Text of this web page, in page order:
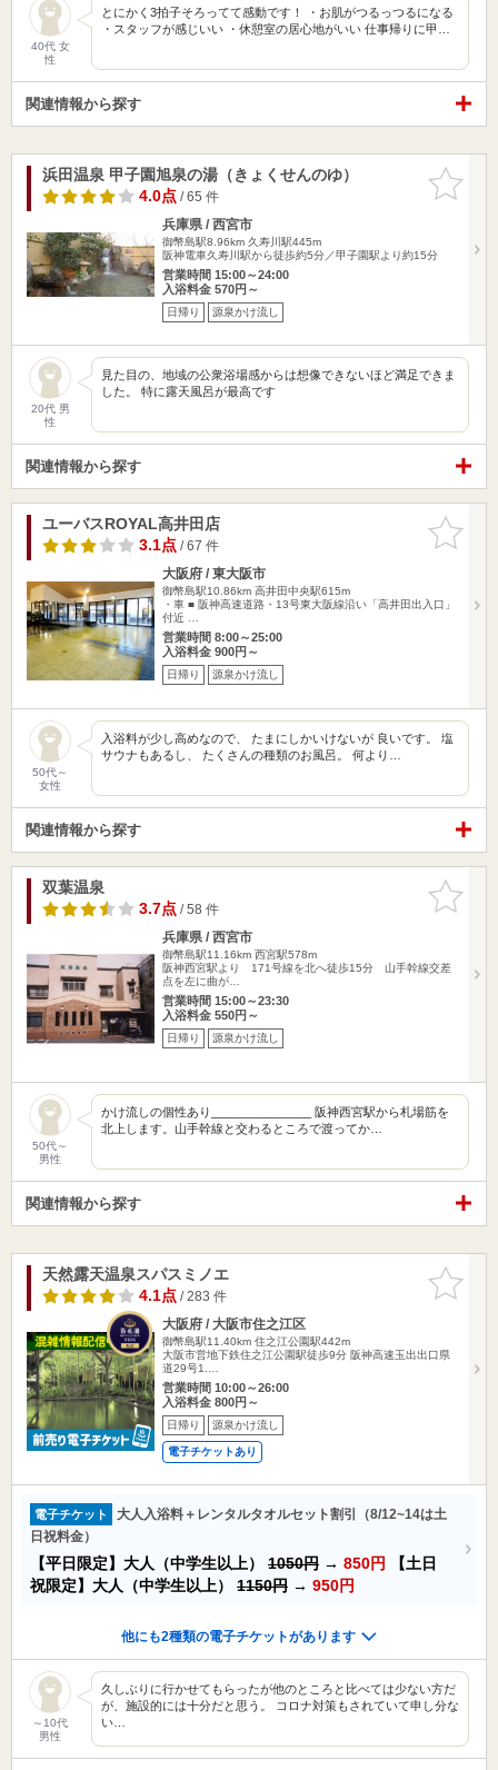
40代 女
性
とにかく3拍子そろってて感動です！ ・お肌がつるっつるになる
・スタッフが感じいい ・休憩室の居心地がいい 仕事帰りに甲…
関連情報から探す
お気に入
りに追加
浜田温泉 甲子園旭泉の湯（きょくせんのゆ）
4.0点/ 65 件
兵庫県 / 西宮市
御幣島駅8.96km 久寿川駅445m
阪神電車久寿川駅から徒歩約5分／甲子園駅より約15分
営業時間 15:00～24:00
入浴料金 570円～
日帰り 源泉かけ流し
20代 男
性
見た目の、地域の公衆浴場感からは想像できないほど満足できま
した。 特に露天風呂が最高です
関連情報から探す
お気に入
りに追加
ユーバスROYAL高井田店
3.1点/ 67 件
大阪府 / 東大阪市
御幣島駅10.86km 高井田中央駅615m
・車 ■ 阪神高速道路・13号東大阪線沿い「高井田出入口」
付近 …
営業時間 8:00～25:00
入浴料金 900円～
日帰り 源泉かけ流し
50代～
女性
入浴料が少し高めなので、 たまにしかいけないが 良いです。 塩
サウナもあるし、 たくさんの種類のお風呂。 何より…
関連情報から探す
お気に入
りに追加
双葉温泉
3.7点/ 58 件
兵庫県 / 西宮市
御幣島駅11.16km 西宮駅578m
阪神西宮駅より 171号線を北へ徒歩15分 山手幹線交差
点を左に曲が…
営業時間 15:00～23:30
入浴料金 550円～
日帰り 源泉かけ流し
50代～
男性
かけ流しの個性あり_______________ 阪神西宮駅から札場筋を
北上します。山手幹線と交わるところで渡ってか…
関連情報から探す
お気に入
りに追加
天然露天温泉スパスミノエ
4.1点/ 283 件
大阪府 / 大阪市住之江区
御幣島駅11.40km 住之江公園駅442m
大阪市営地下鉄住之江公園駅徒歩9分 阪神高速玉出出口県
道29号1.…
営業時間 10:00～26:00
入浴料金 800円～
日帰り 源泉かけ流し
電子チケットあり
電子チケット
大人入浴料＋レンタルタオルセット割引（8/12~14は土
日祝料金）
【平日限定】大人（中学生以上） 1050円 → 850円
【土日
祝限定】大人（中学生以上） 1150円 → 950円
他にも2種類の電子チケットがあります
～10代
男性
久しぶりに行かせてもらったが他のところと比べては少ない方だ
が、施設的には十分だと思う。 コロナ対策もされていて申し分な
い…